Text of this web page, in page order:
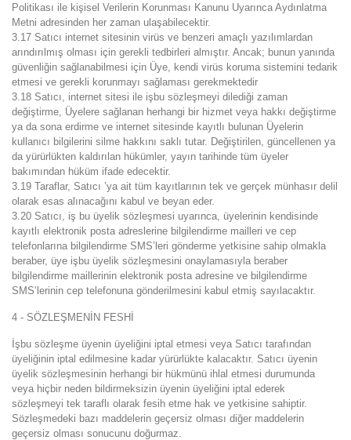
Politikası ile kişisel Verilerin Korunması Kanunu Uyarınca Aydınlatma
Metni adresinden her zaman ulaşabilecektir.
3.17 Satıcı internet sitesinin virüs ve benzeri amaçlı yazılımlardan
arındırılmış olması için gerekli tedbirleri almıştır. Ancak; bunun yanında
güvenliğin sağlanabilmesi için Üye, kendi virüs koruma sistemini tedarik
etmesi ve gerekli korunmayı sağlaması gerekmektedir
3.18 Satıcı, internet sitesi ile işbu sözleşmeyi dilediği zaman
değiştirme, Üyelere sağlanan herhangi bir hizmet veya hakkı değiştirme
ya da sona erdirme ve internet sitesinde kayıtlı bulunan Üyelerin
kullanıcı bilgilerini silme hakkını saklı tutar. Değiştirilen, güncellenen ya
da yürürlükten kaldırılan hükümler, yayın tarihinde tüm üyeler
bakımından hüküm ifade edecektir.
3.19 Taraflar, Satıcı ’ya ait tüm kayıtlarının tek ve gerçek münhasır delil
olarak esas alınacağını kabul ve beyan eder.
3.20 Satıcı, iş bu üyelik sözleşmesi uyarınca, üyelerinin kendisinde
kayıtlı elektronik posta adreslerine bilgilendirme mailleri ve cep
telefonlarına bilgilendirme SMS’leri gönderme yetkisine sahip olmakla
beraber, üye işbu üyelik sözleşmesini onaylamasıyla beraber
bilgilendirme maillerinin elektronik posta adresine ve bilgilendirme
SMS’lerinin cep telefonuna gönderilmesini kabul etmiş sayılacaktır.
4 - SÖZLEŞMENİN FESHİ
İşbu sözleşme üyenin üyeliğini iptal etmesi veya Satıcı tarafından
üyeliğinin iptal edilmesine kadar yürürlükte kalacaktır. Satıcı üyenin
üyelik sözleşmesinin herhangi bir hükmünü ihlal etmesi durumunda
veya hiçbir neden bildirmeksizin üyenin üyeliğini iptal ederek
sözleşmeyi tek taraflı olarak fesih etme hak ve yetkisine sahiptir.
Sözleşmedeki bazı maddelerin geçersiz olması diğer maddelerin
geçersiz olması sonucunu doğurmaz.